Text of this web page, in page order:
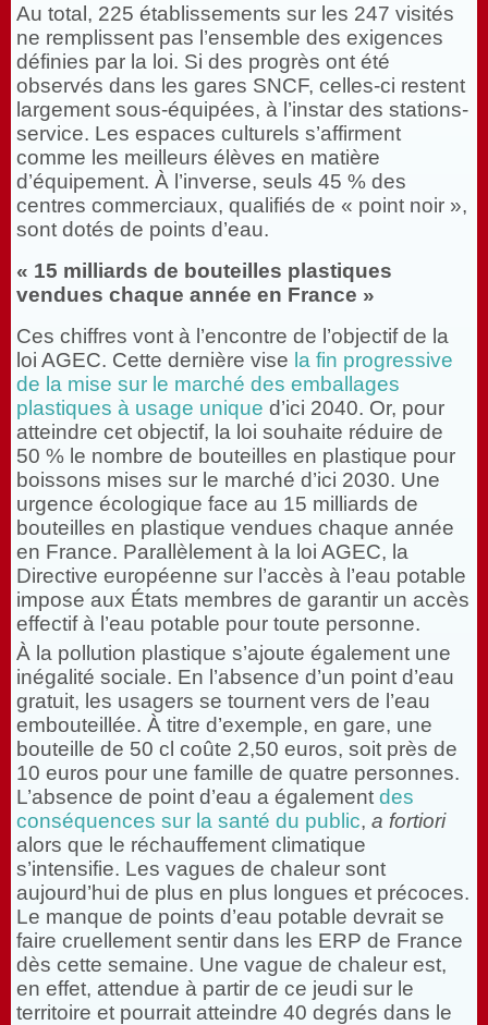
Au total, 225 établissements sur les 247 visités
ne remplissent pas l’ensemble des exigences
définies par la loi. Si des progrès ont été
observés dans les gares SNCF, celles-ci restent
largement sous-équipées, à l’instar des stations-
service. Les espaces culturels s’affirment
comme les meilleurs élèves en matière
d’équipement. À l’inverse, seuls 45 % des
centres commerciaux, qualifiés de « point noir »,
sont dotés de points d’eau.
« 15 milliards de bouteilles plastiques
vendues chaque année en France »
Ces chiffres vont à l’encontre de l’objectif de la
loi AGEC. Cette dernière vise la fin progressive
de la mise sur le marché des emballages
plastiques à usage unique d’ici 2040. Or, pour
atteindre cet objectif, la loi souhaite réduire de
50 % le nombre de bouteilles en plastique pour
boissons mises sur le marché d’ici 2030. Une
urgence écologique face au 15 milliards de
bouteilles en plastique vendues chaque année
en France. Parallèlement à la loi AGEC, la
Directive européenne sur l’accès à l’eau potable
impose aux États membres de garantir un accès
effectif à l’eau potable pour toute personne.
À la pollution plastique s’ajoute également une
inégalité sociale. En l’absence d’un point d’eau
gratuit, les usagers se tournent vers de l’eau
embouteillée. À titre d’exemple, en gare, une
bouteille de 50 cl coûte 2,50 euros, soit près de
10 euros pour une famille de quatre personnes.
L’absence de point d’eau a également des
conséquences sur la santé du public, a fortiori
alors que le réchauffement climatique
s’intensifie. Les vagues de chaleur sont
aujourd’hui de plus en plus longues et précoces.
Le manque de points d’eau potable devrait se
faire cruellement sentir dans les ERP de France
dès cette semaine. Une vague de chaleur est,
en effet, attendue à partir de ce jeudi sur le
territoire et pourrait atteindre 40 degrés dans le